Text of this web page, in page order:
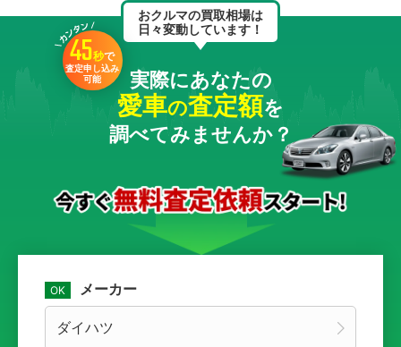
おクルマの買取相場は
日々変動しています！
45秒で
査定申し込み
可能
実際にあなたの
愛車の査定額を
調べてみませんか？
メーカー